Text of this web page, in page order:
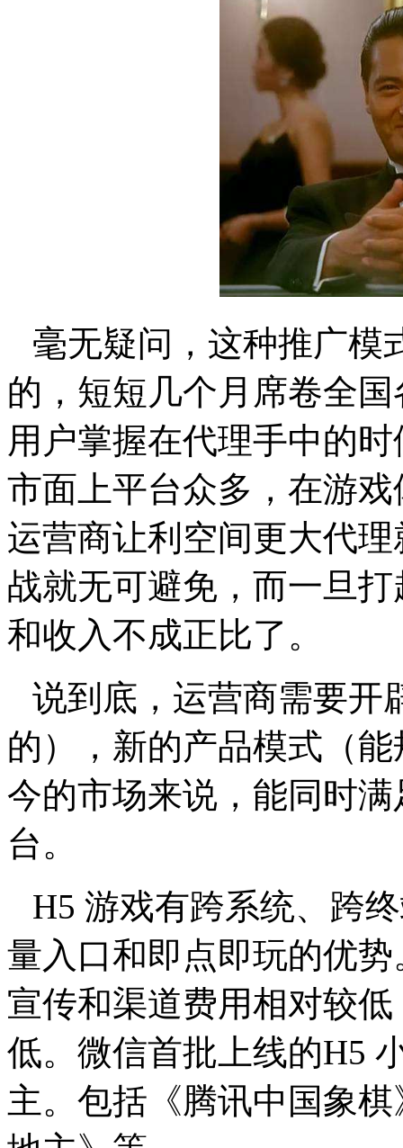
毫无疑问，这种推广模
的，短短几个月席卷全
用户掌握在代理手中的
市面上平台众多，在游
运营商让利空间更大代
战就无可避免，而一旦
和收入不成正比了。
说到底，运营商需要开
的），新的产品模式（
今的市场来说，能同时
台。
H5 游戏有跨系统、跨
量入口和即点即玩的优
宣传和渠道费用相对较
低。微信首批上线的H5
主。包括《腾讯中国象